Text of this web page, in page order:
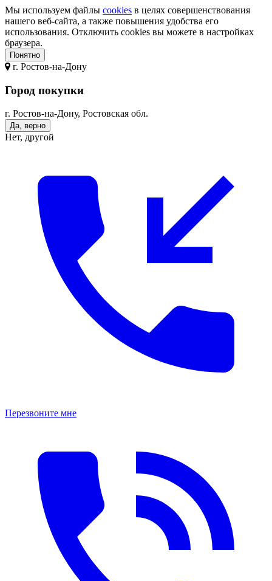
Мы используем файлы cookies в целях совершенствования
нашего веб-сайта, а также повышения удобства его
использования. Отключить cookies вы можете в настройках
браузера.
Понятно
г. Ростов-на-Дону
Город покупки
г. Ростов-на-Дону, Ростовская обл.
Да, верно
Нет, другой
Перезвоните мне